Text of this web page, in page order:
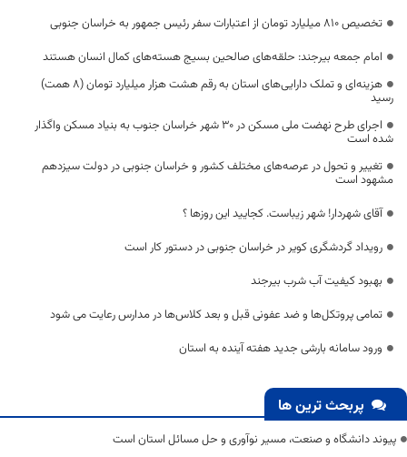
تخصیص ۸۱۰ میلیارد تومان از اعتبارات سفر رئیس جمهور به خراسان جنوبی
امام جمعه بیرجند: حلقه‌های صالحین بسیج هسته‌های کمال انسان هستند
هزینه‌ای و تملک دارایی‌های استان به رقم هشت هزار میلیارد تومان (۸ همت)
رسید
اجرای طرح نهضت ملی مسکن در 30 شهر خراسان جنوب به بنیاد مسکن واگذار
شده است
تغییر و تحول در عرصه‌های مختلف کشور و خراسان جنوبی در دولت سیزدهم
مشهود است
آقای شهردار! شهر زیباست. کجایید این روزها ؟
رویداد گردشگری کویر در خراسان جنوبی در دستور کار است
بهبود کیفیت آب شرب بیرجند
تمامی پروتکل‌ها و ضد عفونی قبل و بعد کلاس‌ها در مدارس رعایت می شود
ورود سامانه بارشی جدید هفته آینده به استان
پربحث ترین ها
پیوند دانشگاه و صنعت، مسیر نوآوری و حل مسائل استان است